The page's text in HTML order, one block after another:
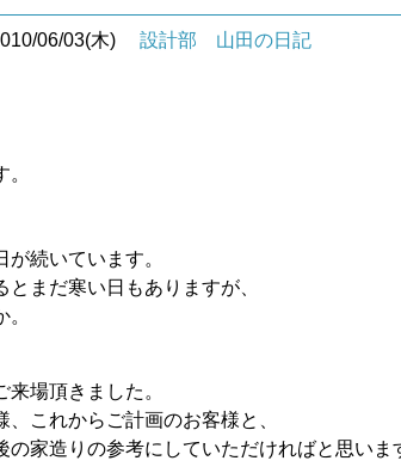
06/03(木) 設計部 山田の日記
続いています。
まだ寒い日もありますが、
場頂きました。
これからご計画のお客様と、
の家造りの参考にしていただければと思いま